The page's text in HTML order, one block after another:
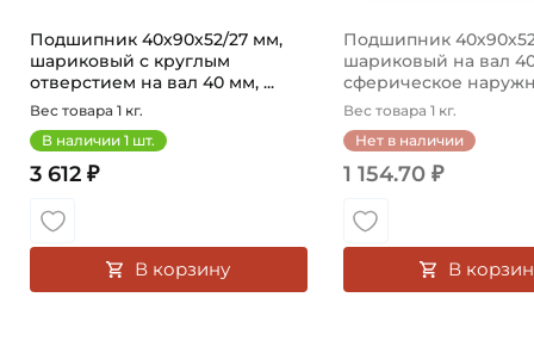
Подшипник 40х90х52/27 мм,
шариковый с круглым
отверстием на вал 40 мм, ...
Вес товара 1 кг.
В наличии 1 шт.
3 612 ₽
В корзину
Подшипник
шариковый на вал
сферическое
Вес товара 1 кг.
Нет в наличии
1 154.70 ₽
В